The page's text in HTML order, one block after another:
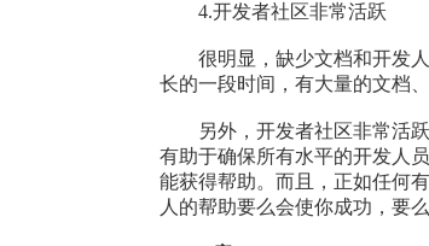
4.开发者社区非常活跃
很明显，缺少文档和开发人
长的一段时间，有大量的文档
另外，开发者社区非常活跃
有助于确保所有水平的开发人
能获得帮助。而且，正如任何
人的帮助要么会使你成功，要